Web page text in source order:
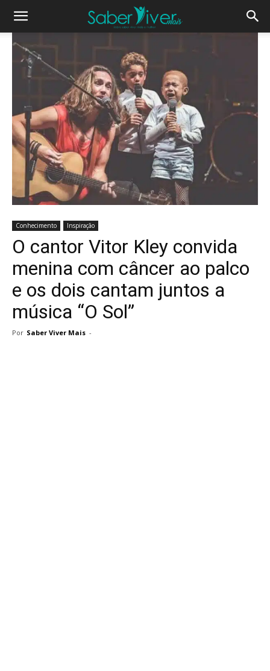
Conhecimento Inspiração
O cantor Vitor Kley convida
menina com câncer ao palco
e os dois cantam juntos a
música “O Sol”
Por Saber Viver Mais -